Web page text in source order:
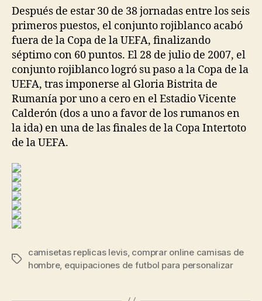
Después de estar 30 de 38 jornadas entre los seis
primeros puestos, el conjunto rojiblanco acabó
fuera de la Copa de la UEFA, finalizando
séptimo con 60 puntos. El 28 de julio de 2007, el
conjunto rojiblanco logró su paso a la Copa de la
UEFA, tras imponerse al Gloria Bistrita de
Rumanía por uno a cero en el Estadio Vicente
Calderón (dos a uno a favor de los rumanos en
la ida) en una de las finales de la Copa Intertoto
de la UEFA.
Etiquetas
camisetas replicas levis, comprar online camisas de
hombre, equipaciones de futbol para personalizar